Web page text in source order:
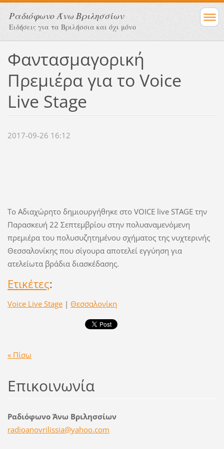
Ραδιόφωνο Άνω Βριλησσίων
Ειδήσεις για τα Βριλήσσια και όχι μόνο
Φαντασμαγορική
Πρεμιέρα για το Voice
Live Stage
2017-09-26 16:12
Το Aδιαχώρητο δημιουργήθηκε στo VOICE live STAGE την
Παρασκευή 22 Σεπτεμβρίου στην πολυαναμενόμενη
πρεμιέρα του πολυσυζητημένου σχήματος της νυχτερινής
Θεσσαλονίκης που σίγουρα αποτελεί εγγύηση για
ατελείωτα βράδια διασκέδασης.
Ετικέτες:
Voice Live Stage | Θεσσαλονίκη
« Πίσω
Επικοινωνία
Ραδιόφωνο Άνω Βριλησσίων
radioanovrilissia@yahoo.com